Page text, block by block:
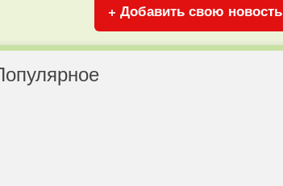
+ Добавить свою новость